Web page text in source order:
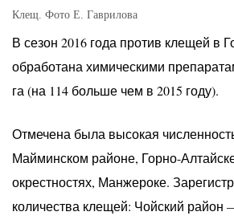
Клещ. Фото Е. Гаврилова
В сезон 2016 года против клещей в
обработана химическими
га (на 114 больше чем в 2015 году).
Отмечена была высокая
Майминском районе, Горно-
окрестностях, Манжероке.
количества клещей: Чойский район